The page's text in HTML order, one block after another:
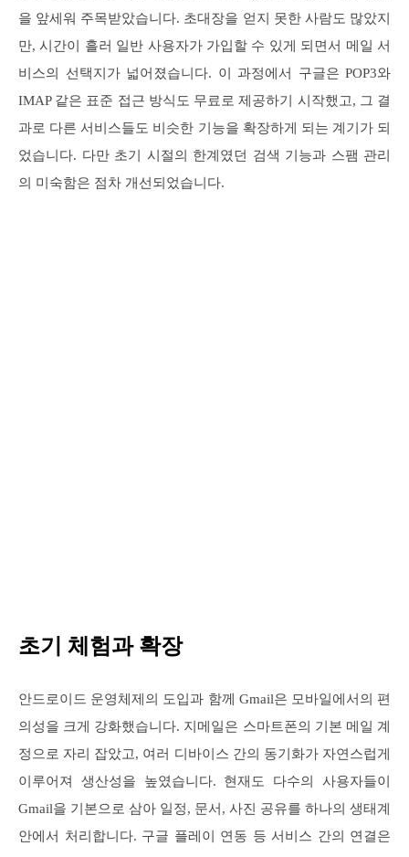
을 앞세워 주목받았습니다. 초대장을 얻지 못한 사람도 많았지
만, 시간이 흘러 일반 사용자가 가입할 수 있게 되면서 메일 서
비스의 선택지가 넓어졌습니다. 이 과정에서 구글은 POP3와
IMAP 같은 표준 접근 방식도 무료로 제공하기 시작했고, 그 결
과로 다른 서비스들도 비슷한 기능을 확장하게 되는 계기가 되
었습니다. 다만 초기 시절의 한계였던 검색 기능과 스팸 관리
의 미숙함은 점차 개선되었습니다.
초기 체험과 확장
안드로이드 운영체제의 도입과 함께 Gmail은 모바일에서의 편
의성을 크게 강화했습니다. 지메일은 스마트폰의 기본 메일 계
정으로 자리 잡았고, 여러 디바이스 간의 동기화가 자연스럽게
이루어져 생산성을 높였습니다. 현재도 다수의 사용자들이
Gmail을 기본으로 삼아 일정, 문서, 사진 공유를 하나의 생태계
안에서 처리합니다. 구글 플레이 연동 등 서비스 간의 연결은